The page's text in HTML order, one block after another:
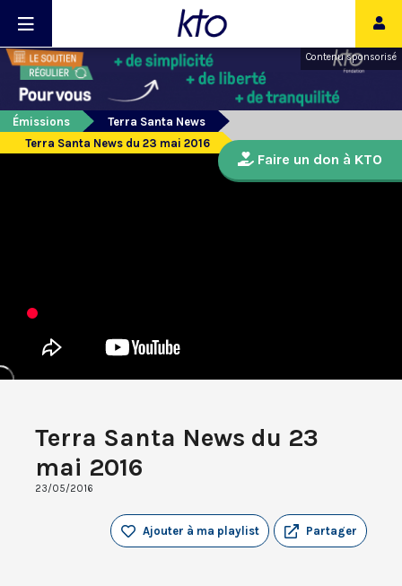
Contenu sponsorisé
Émissions
Terra Santa News
Terra Santa News du 23 mai 2016
Terra Santa News du 23
mai 2016
23/05/2016
Partager
Ajouter à ma playlist
Faire un don à KTO